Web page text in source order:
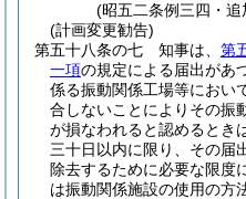
(昭五二条例三四・追
(計画変更勧告)
第五十八条の七
知事は、 第
一項の規定による届出があ
係る振動関係工場等におい
合しないことによりその振
が損なわれると認めるとき
三十日以内に限り、その届
除去するために必要な限度
は振動関係施設の使用の方